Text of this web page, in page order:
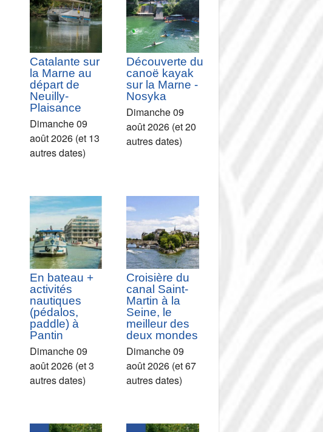
Catalante sur
la Marne au
départ de
Neuilly-
Plaisance
Dimanche 09
août 2026 (et 13
autres dates)
Découverte du
canoë kayak
sur la Marne -
Nosyka
Dimanche 09
août 2026 (et 20
autres dates)
En bateau +
activités
nautiques
(pédalos,
paddle) à
Pantin
Dimanche 09
août 2026 (et 3
autres dates)
Croisière du
canal Saint-
Martin à la
Seine, le
meilleur des
deux mondes
Dimanche 09
août 2026 (et 67
autres dates)